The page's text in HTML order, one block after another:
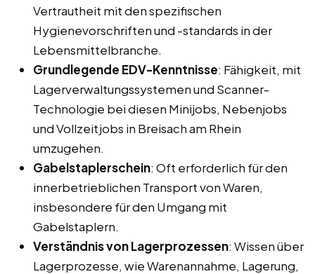
Vertrautheit mit den spezifischen
Hygienevorschriften und -standards in der
Lebensmittelbranche.
Grundlegende EDV-Kenntnisse: Fähigkeit, mit
Lagerverwaltungssystemen und Scanner-
Technologie bei diesen Minijobs, Nebenjobs
und Vollzeitjobs in Breisach am Rhein
umzugehen.
Gabelstaplerschein: Oft erforderlich für den
innerbetrieblichen Transport von Waren,
insbesondere für den Umgang mit
Gabelstaplern.
Verständnis von Lagerprozessen: Wissen über
Lagerprozesse, wie Warenannahme, Lagerung,